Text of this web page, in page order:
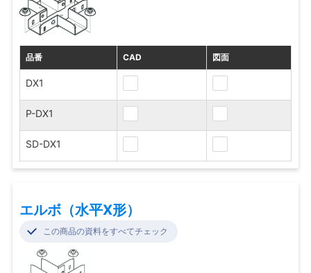
品番 CAD 図面
DX1
P-DX1
SD-DX1
エルボ（水平X形）
この商品の資料をすべてチェック